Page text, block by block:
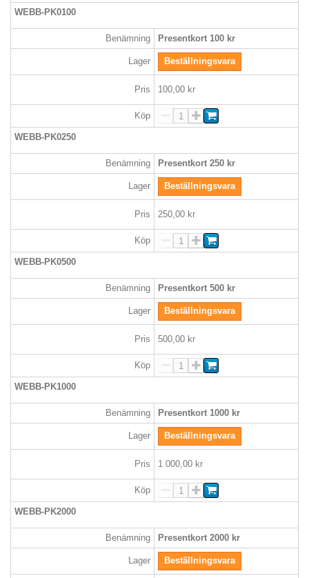
WEBB-PK0100
Benämning Presentkort 100 kr
Lager Beställningsvara
Pris 100,00 kr
Köp
WEBB-PK0250
Benämning Presentkort 250 kr
Lager Beställningsvara
Pris 250,00 kr
Köp
WEBB-PK0500
Benämning Presentkort 500 kr
Lager Beställningsvara
Pris 500,00 kr
Köp
WEBB-PK1000
Benämning Presentkort 1000 kr
Lager Beställningsvara
Pris 1 000,00 kr
Köp
WEBB-PK2000
Benämning Presentkort 2000 kr
Lager Beställningsvara